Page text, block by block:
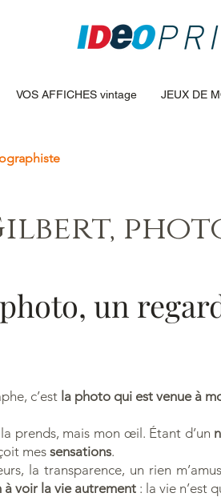
VOS AFFICHES vintage JEUX DE
un
c’est la photo qui est venue à
prends, mais mon œil. Étant d’un
mes sensations.
la transparence, un rien
à voir la vie autrement : la vie n’est